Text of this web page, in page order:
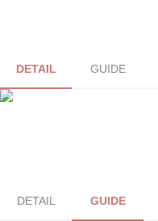
DETAIL GUIDE
DETAIL GUIDE